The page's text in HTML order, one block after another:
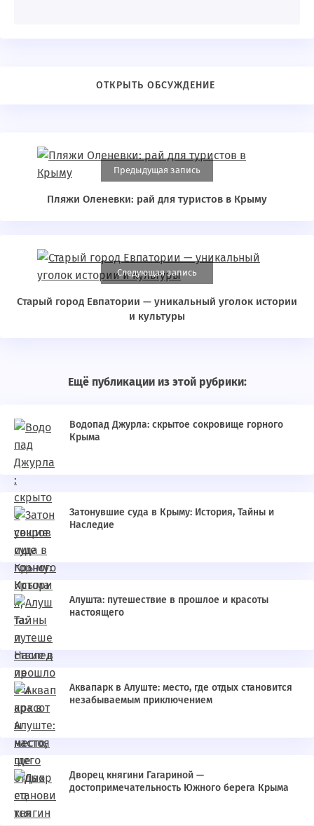
Предыдущая запись
Пляжи Оленевки: рай для туристов в Крыму
Следующая запись
Старый город Евпатории — уникальный уголок истории
и культуры
Ещё публикации из этой рубрики:
Водопад Джурла: скрытое сокровище горного
Крыма
Затонувшие суда в Крыму: История, Тайны и
Наследие
Алушта: путешествие в прошлое и красоты
настоящего
Аквапарк в Алуште: место, где отдых становится
незабываемым приключением
Дворец княгини Гагариной —
достопримечательность Южного берега Крыма